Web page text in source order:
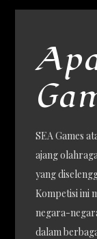
SEA Games
ajang
yang
Kompetisi ini
negara-
dalam